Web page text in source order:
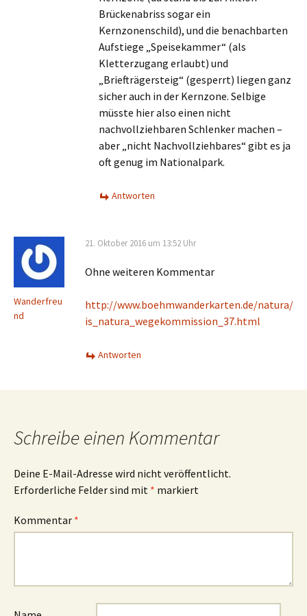
Brückenabriss sogar ein
Kernzonenschild), und die benachbarten
Aufstiege „Speisekammer“ (als
Kletterzugang erlaubt) und
„Briefträgersteig“ (gesperrt) liegen ganz
sicher auch in der Kernzone. Selbige
müsste hier also einen nicht
nachvollziehbaren Schlenker machen –
aber „nicht Nachvollziehbares“ gibt es ja
oft genug im Nationalpark.
Antworten
Wanderfreu
nd
21. Oktober 2016 um 13:52 Uhr
Ohne weiteren Kommentar
http://www.boehmwanderkarten.de/natura/
is_natura_wegekommission_37.html
Antworten
Schreibe einen Kommentar
Deine E-Mail-Adresse wird nicht veröffentlicht.
Erforderliche Felder sind mit * markiert
Kommentar *